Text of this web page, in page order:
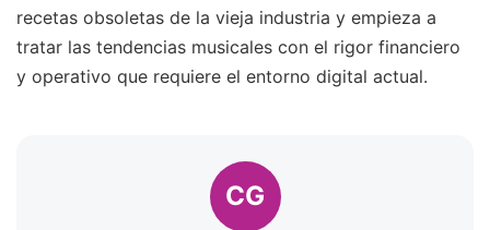
recetas obsoletas de la vieja industria y empieza a
tratar las tendencias musicales con el rigor financiero
y operativo que requiere el entorno digital actual.
CG